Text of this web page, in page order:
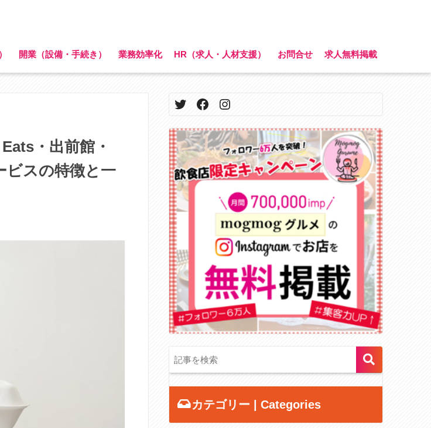
開業（設備・手続き） 業務効率化 HR（求人・人材支援） お問合せ 求人無料掲載
・出前館・
ビスの特徴と一
カテゴリー | Categories